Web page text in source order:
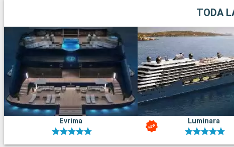
TODA
Evrima Luminara